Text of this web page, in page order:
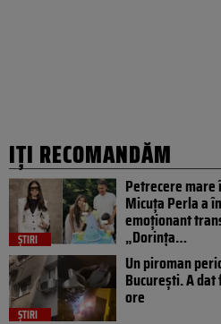
IȚI RECOMANDĂM
ȘTIRI
Petrecere
Micuța Perla a
emoționant
„Dorința…
ȘTIRI
Un piroman
București. A
ore